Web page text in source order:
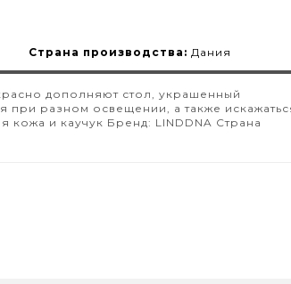
Страна производства: Дания
дополняют стол, украшенный
при разном освещении, а также
кожа и каучук Бренд: LINDDNA Страна